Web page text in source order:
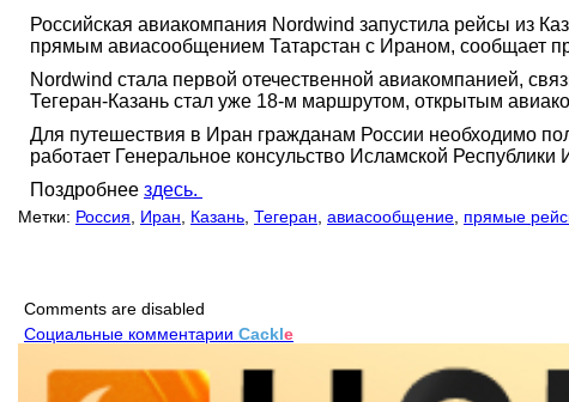
Российская авиакомпания Nordwind запустила рейсы из
прямым авиасообщением Татарстан с Ираном, сообщает
Nordwind стала первой отечественной авиакомпанией,
Тегеран-Казань стал уже 18-м маршрутом, открытым
Для путешествия в Иран гражданам России необходимо
работает Генеральное консульство Исламской Республики
Поздробнее здесь.
Метки: Россия Иран Казань Тегеран авиасообщение прямые
Comments are disabled
Социальные комментарии Cackle